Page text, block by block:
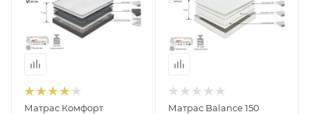
Матрас Комфорт
Матрас Balance 150